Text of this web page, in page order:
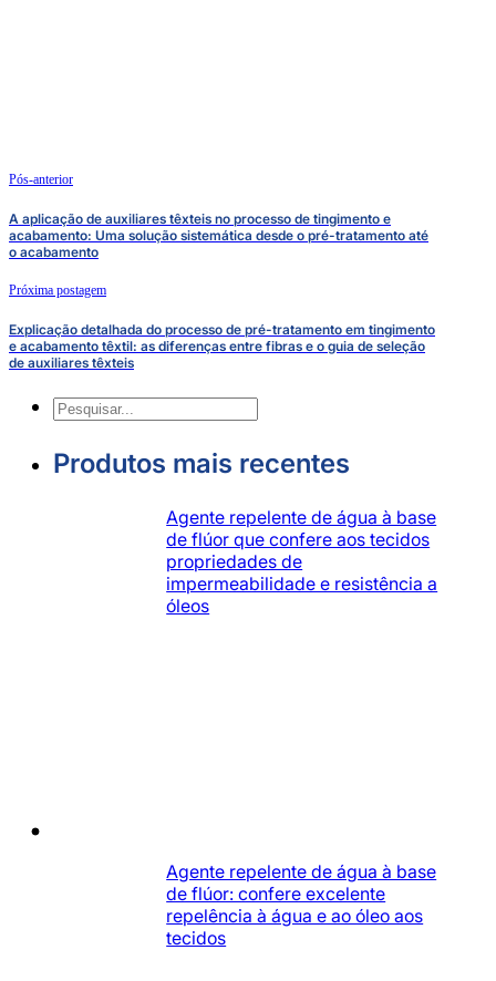
Pós-anterior
A aplicação de auxiliares têxteis no processo de tingimento e
acabamento: Uma solução sistemática desde o pré-tratamento até
o acabamento
Próxima postagem
Explicação detalhada do processo de pré-tratamento em tingimento
e acabamento têxtil: as diferenças entre fibras e o guia de seleção
de auxiliares têxteis
Pesquisa
Produtos mais recentes
Agente repelente de água à base
de flúor que confere aos tecidos
propriedades de
impermeabilidade e resistência a
óleos
Agente repelente de água à base
de flúor: confere excelente
repelência à água e ao óleo aos
tecidos